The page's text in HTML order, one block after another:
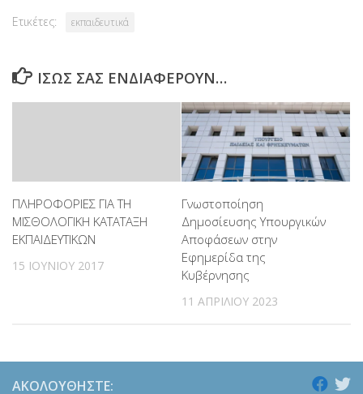
Ετικέτες: εκπαιδευτικά
ΊΣΩΣ ΣΑΣ ΕΝΔΙΑΦΈΡΟΥΝ…
ΠΛΗΡΟΦΟΡΙΕΣ ΓΙΑ ΤΗ
ΜΙΣΘΟΛΟΓΙΚΗ ΚΑΤΑΤΑΞΗ
ΕΚΠΑΙΔΕΥΤΙΚΩΝ
15 ΙΟΥΝΊΟΥ 2017
Γνωστοποίηση
Δημοσίευσης Υπουργικών
Αποφάσεων στην
Εφημερίδα της
Κυβέρνησης
11 ΑΠΡΙΛΊΟΥ 2023
ΑΚΟΛΟΥΘΉΣΤΕ: